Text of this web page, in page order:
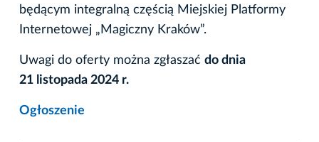
będącym integralną częścią Miejskiej Platformy
Internetowej „Magiczny Kraków”.
Uwagi do oferty można zgłaszać do dnia
21 listopada 2024 r.
Ogłoszenie